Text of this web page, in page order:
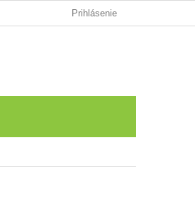
Prihlásenie